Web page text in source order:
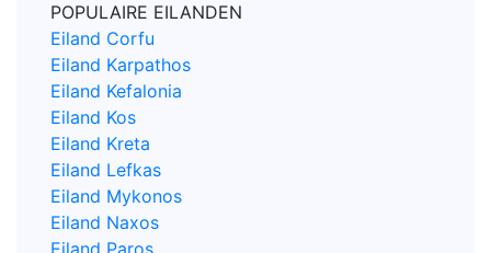
POPULAIRE EILANDEN
Eiland Corfu
Eiland Karpathos
Eiland Kefalonia
Eiland Kos
Eiland Kreta
Eiland Lefkas
Eiland Mykonos
Eiland Naxos